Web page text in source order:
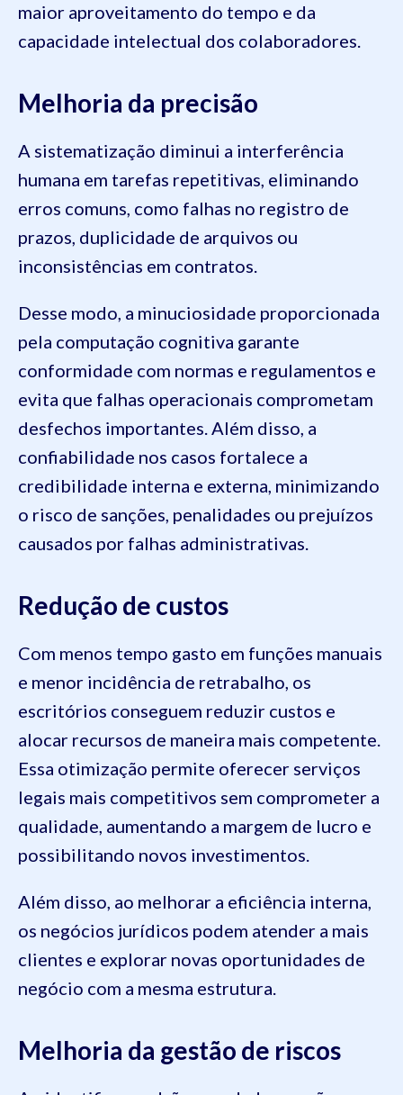
maior aproveitamento do tempo e da
capacidade intelectual dos colaboradores.
Melhoria da precisão
A sistematização diminui a interferência
humana em tarefas repetitivas, eliminando
erros comuns, como falhas no registro de
prazos, duplicidade de arquivos ou
inconsistências em contratos.
Desse modo, a minuciosidade proporcionada
pela computação cognitiva garante
conformidade com normas e regulamentos e
evita que falhas operacionais comprometam
desfechos importantes. Além disso, a
confiabilidade nos casos fortalece a
credibilidade interna e externa, minimizando
o risco de sanções, penalidades ou prejuízos
causados por falhas administrativas.
Redução de custos
Com menos tempo gasto em funções manuais
e menor incidência de retrabalho, os
escritórios conseguem reduzir custos e
alocar recursos de maneira mais competente.
Essa otimização permite oferecer serviços
legais mais competitivos sem comprometer a
qualidade, aumentando a margem de lucro e
possibilitando novos investimentos.
Além disso, ao melhorar a eficiência interna,
os negócios jurídicos podem atender a mais
clientes e explorar novas oportunidades de
negócio com a mesma estrutura.
Melhoria da gestão de riscos